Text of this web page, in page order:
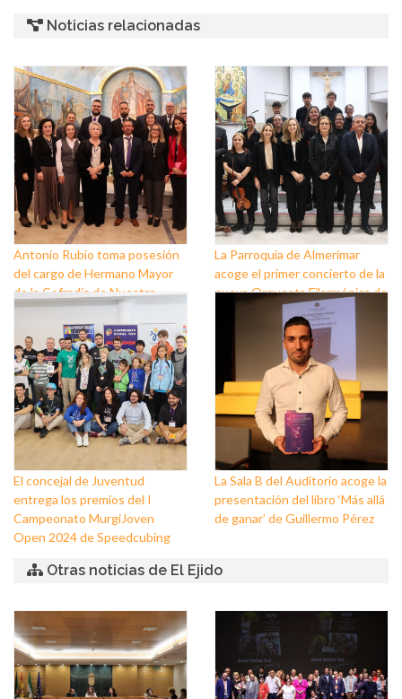
Noticias relacionadas
Antonio Rubio toma posesión
del cargo de Hermano Mayor
de la Cofradía de Nuestro
Padre Jesús Nazareno y
Nuestra Señora de los Dolores
de Balerma
La Parroquia de Almerimar
acoge el primer concierto de la
nueva Orquesta Filarmónica de
El concejal de Juventud
entrega los premios del I
Campeonato MurgiJoven
Open 2024 de Speedcubing
La Sala B del Auditorio acoge la
presentación del libro ‘Más allá
de ganar’ de Guillermo Pérez
Otras noticias de El Ejido